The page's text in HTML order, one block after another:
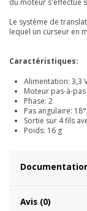
du moteur s'effectue
Le système de
lequel un curseur en
Caractéristiques:
Alimentation: 3,3
Moteur pas-à-
Phase: 2
Pas angulaire:
Sortie sur 4 fils
Poids: 16 g
Avis (0)